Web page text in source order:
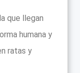
que llegan
humana y
ratas y